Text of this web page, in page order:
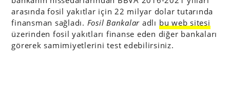
arasında fosil yakıtlar için 22 milyar dolar tutarında
finansman sağladı. Fosil Bankalar adlı bu web sitesi
üzerinden fosil yakıtları finanse eden diğer bankaları
görerek samimiyetlerini test edebilirsiniz.